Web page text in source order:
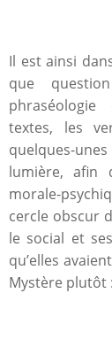
Il est ainsi
que
phraséologie
textes, les
quelques-
lumière, afin
morale-
cercle obscur
le social et
qu’elles
Mystère plutôt